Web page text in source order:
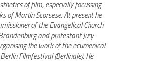
of film, especially focussing
of Martin Scorsese. At present he
of the Evangelical Church
and protestant Jury-
the work of the ecumenical
Filmfestival (Berlinale). He